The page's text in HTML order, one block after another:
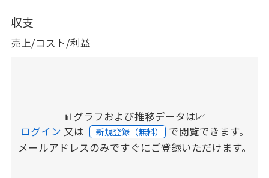
収支
売上/コスト/利益
📊グラフおよび推移データは📈
ログイン 又は 新規登録（無料） で閲覧できます。
メールアドレスのみですぐにご登録いただけます。